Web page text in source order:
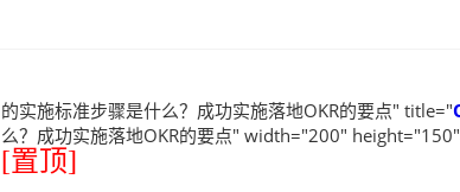
的实施标准步骤是什么？成功实施落地OKR的要点" title="
么？成功实施落地OKR的要点" width="200"
[置顶]